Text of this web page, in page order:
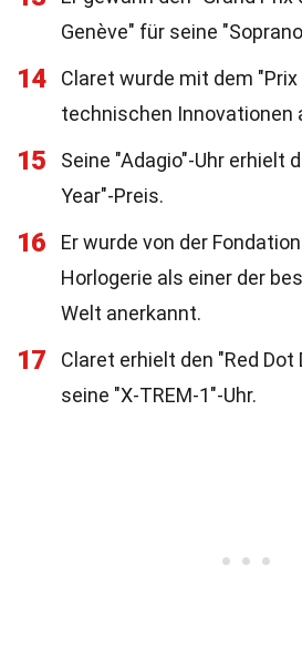
Genève" für seine
14
Claret wurde mit dem
technischen Innovationen
15
Seine "Adagio"-Uhr erhielt
Year"-Preis.
16
Er wurde von der
Horlogerie als einer der
Welt anerkannt.
17
Claret erhielt den "Red
seine "X-TREM-1"-Uhr.